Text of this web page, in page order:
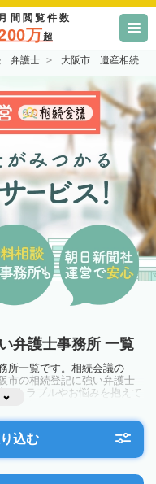
間閲覧件数
万超
弁護士 大阪市 遺産相続
弁護士事務所 一覧
所一覧です。相続会議の
市の相続登記に強い弁護士
トラブルやお悩みを抱えて
ょう。
込む